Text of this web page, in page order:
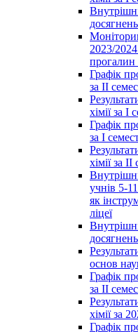
2023/
Графік
за ІІ
хімії за
Графік
за І
хімії за
учнів 5-
як
ліцеї
основ
Графік
за ІІ
хімії за
Графік